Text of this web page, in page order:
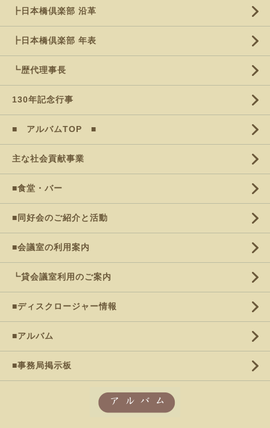
┣日本橋倶楽部 沿革
┣日本橋倶楽部 年表
┗歴代理事長
130年記念行事
■ アルバムTOP ■
主な社会貢献事業
■食堂・バー
■同好会のご紹介と活動
■会議室の利用案内
┗貸会議室利用のご案内
■ディスクロージャー情報
■アルバム
■事務局掲示板